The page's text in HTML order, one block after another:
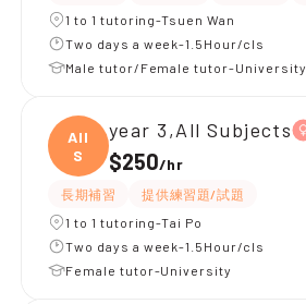
1 to 1 tutoring-Tsuen Wan
Two days a week-1.5Hour/cls
Male tutor/Female tutor-University
All
S
year 3,All Subjects
$250/hr
長期補習
提供練習題/試題
1 to 1 tutoring-Tai Po
Two days a week-1.5Hour/cls
Female tutor-University